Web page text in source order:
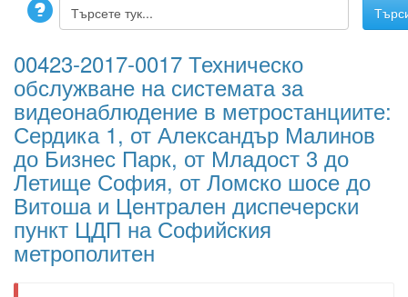
00423-2017-0017 Техническо
обслужване на системата за
видеонаблюдение в метростанциите:
Сердика 1, от Александър Малинов
до Бизнес Парк, от Младост 3 до
Летище София, от Ломско шосе до
Витоша и Централен диспечерски
пункт ЦДП на Софийския
метрополитен